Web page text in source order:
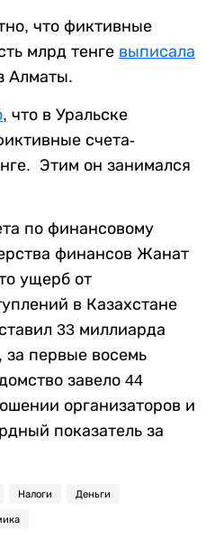
что фиктивные
млрд тенге выписала
Алматы.
, что в Уральске
счета-
Этим он занимался
по финансовому
финансов Жанат
ущерб от
в Казахстане
33 миллиарда
за первые восемь
завело 44
организаторов и
показатель за
Налоги Деньги